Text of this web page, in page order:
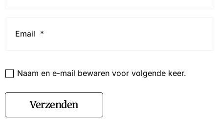
Naam en e-mail bewaren voor volgende keer.
Verzenden